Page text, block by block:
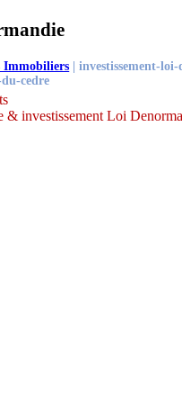
Immobiliers |investissement-
du-cedre
& investissement Loi